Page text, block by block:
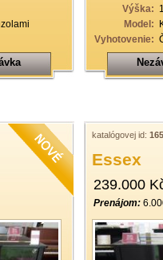
Výška:
Model:
Vyhotovenie:
katalógovej id:
Essex
239.000
Prenájom: